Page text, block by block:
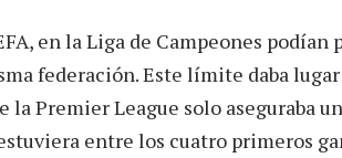
en la Liga de Campeones podían
federación. Este límite daba lugar
Premier League solo aseguraba
entre los cuatro primeros